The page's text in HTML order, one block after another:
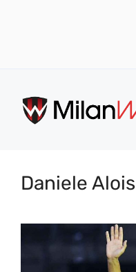
contenuto
Daniele